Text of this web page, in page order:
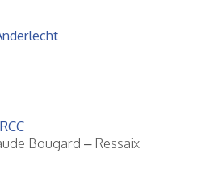
Bougard – Ressaix